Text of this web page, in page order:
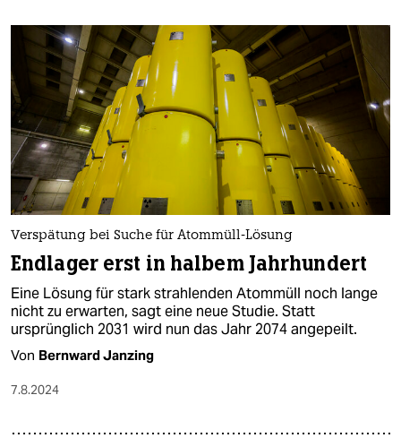
Verspätung bei Suche für Atommüll-Lösung
Endlager erst in halbem Jahrhundert
Eine Lösung für stark strahlenden Atommüll noch lange
nicht zu erwarten, sagt eine neue Studie. Statt
ursprünglich 2031 wird nun das Jahr 2074 angepeilt.
Von Bernward Janzing
7.8.2024